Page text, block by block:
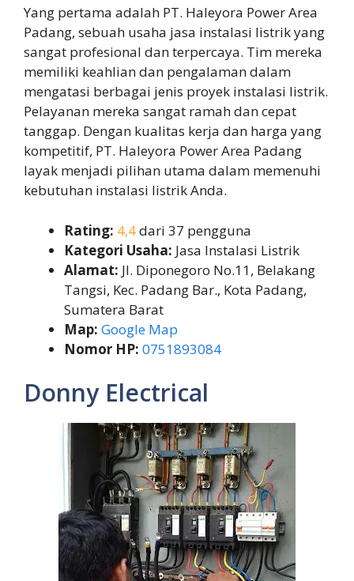
Yang pertama adalah PT. Haleyora Power Area
Padang, sebuah usaha jasa instalasi listrik yang
sangat profesional dan terpercaya. Tim mereka
memiliki keahlian dan pengalaman dalam
mengatasi berbagai jenis proyek instalasi listrik.
Pelayanan mereka sangat ramah dan cepat
tanggap. Dengan kualitas kerja dan harga yang
kompetitif, PT. Haleyora Power Area Padang
layak menjadi pilihan utama dalam memenuhi
kebutuhan instalasi listrik Anda.
Rating: 4,4dari 37 pengguna
Kategori Usaha: Jasa Instalasi Listrik
Alamat: Jl. Diponegoro No.11, Belakang
Tangsi, Kec. Padang Bar., Kota Padang,
Sumatera Barat
Map: Google Map
Nomor HP: 0751893084
Donny Electrical